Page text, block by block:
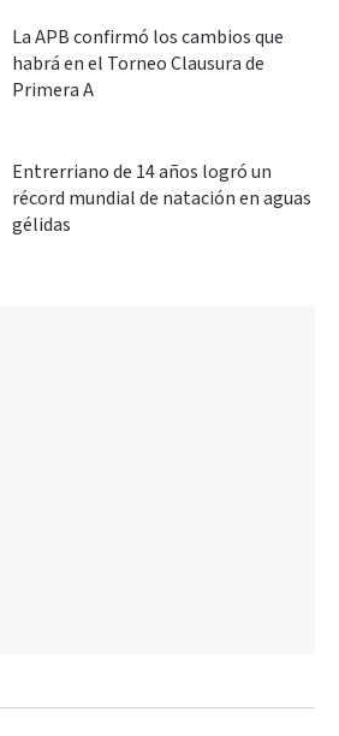
La APB confirmó los cambios que
habrá en el Torneo Clausura de
Primera A
Entrerriano de 14 años logró un
récord mundial de natación en aguas
gélidas